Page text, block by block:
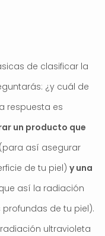
de clasificar la
¿y cuál de
respuesta es
un producto que
(para así asegurar
de tu piel) y una
así la radiación
de tu piel).
ultravioleta